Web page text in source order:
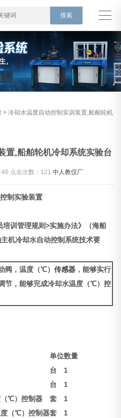
> 冷却水温度自动控制实训装置,船舶轮机
置,船舶轮机冷却系统实验台
点击次数： 121 中人教仪厂
制实验装置
训管理规则>实施办法》（海船
机冷却水自动控制系统技术要
阀，温度（℃）传感器 ，能够实行
节，能够完成冷却水温度（℃）控
单位数量
台
1
台
1
℃）控制器 套
1
（℃）控制器套
1